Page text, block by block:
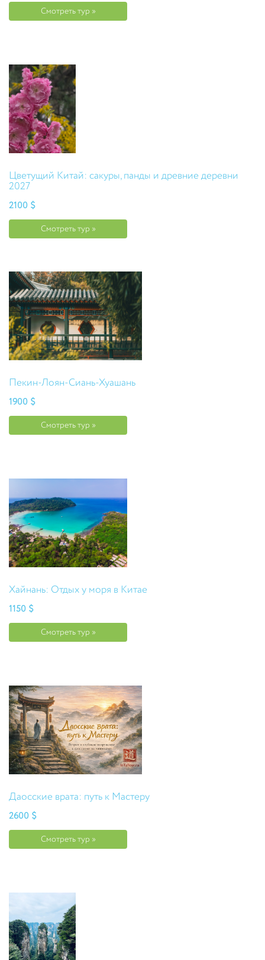
Смотреть тур »
Цветущий Китай: сакуры, панды и древние деревни
2027
2100 $
Смотреть тур »
Пекин-Лоян-Сиань-Хуашань
1900 $
Смотреть тур »
Хайнань: Отдых у моря в Китае
1150 $
Смотреть тур »
Даосские врата: путь к Мастеру
2600 $
Смотреть тур »